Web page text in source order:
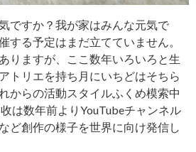
ですか？我が家はみんな元気で
する予定はまだ立てていません。
りますが、ここ数年いろいろと生
トリエを持ち月にいちどはそちら
からの活動スタイルふくめ模索中
は数年前よりYouTubeチャンネル
ど創作の様子を世界に向け発信し